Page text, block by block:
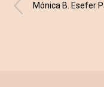
Mónica B. Esefer